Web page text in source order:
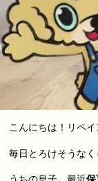
こんにちは！リペイ
毎日とろけそうな